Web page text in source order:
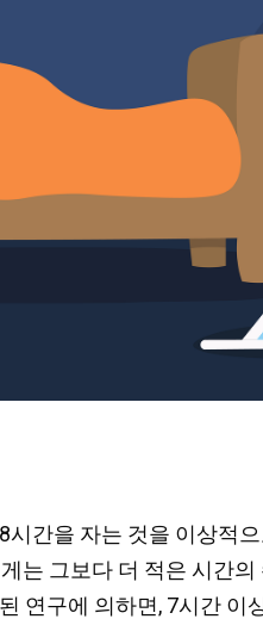
간을 자는 것을 이상적
는 그보다 더 적은 시간의
연구에 의하면, 7시간 이